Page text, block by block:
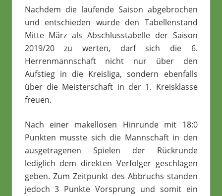
Nachdem die laufende Saison abgebrochen
und entschieden wurde den Tabellenstand
Mitte März als Abschlusstabelle der Saison
2019/20 zu werten, darf sich die 6.
Herrenmannschaft nicht nur über den
Aufstieg in die Kreisliga, sondern ebenfalls
über die Meisterschaft in der 1. Kreisklasse
freuen.
Nach einer makellosen Hinrunde mit 18:0
Punkten musste sich die Mannschaft in den
ausgetragenen Spielen der Rückrunde
lediglich dem direkten Verfolger geschlagen
geben. Zum Zeitpunkt des Abbruchs standen
jedoch 3 Punkte Vorsprung und somit ein